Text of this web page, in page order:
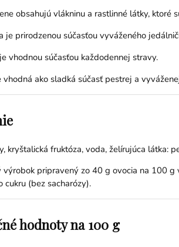
obsahujú vlákninu a rastlinné látky, ktoré
je prirodzenou súčasťou vyváženého
vhodnou súčasťou každodennej stravy.
ako sladká súčasť pestrej a
kryštalická fruktóza, voda, želírujúca látka:
výrobok pripravený zo 40 g ovocia na 100 g
cukru (bez sacharózy).
hodnoty na 100 g